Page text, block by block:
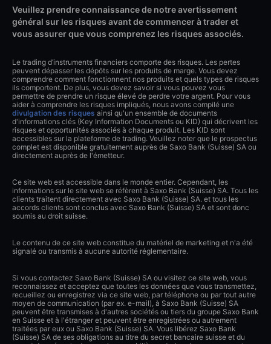
Veuillez prendre connaissance de notre avertissement
général sur les risques avant de commencer à trader et
vous assurer que vous comprenez les risques associés.
Le trading d’instruments financiers comporte des risques. Les pertes
peuvent dépasser les dépôts sur les produits de marge. Vous devez
comprendre comment fonctionnent nos produits et quels types de risques
ils comportent. De plus, vous devez savoir si vous pouvez vous
permettre de prendre un risque élevé de perdre votre argent. Pour vous
aider à comprendre les risques impliqués, nous avons compilé une
divulgation des risques ainsi qu'un ensemble de documents
d'informations clés (Key Information Documents ou KID) qui décrivent les
risques et opportunités associés à chaque produit. Les KID sont
accessibles sur la plateforme de trading. Veuillez noter que le prospectus
complet est disponible gratuitement auprès de Saxo Bank (Suisse) SA ou
directement auprès de l'émetteur.
Ce site web est accessible dans le monde entier. Cependant, les
informations sur le site web se réfèrent à Saxo Bank (Suisse) SA. Tous les
clients traitent directement avec Saxo Bank (Suisse) SA. et tous les
accords clients sont conclus avec Saxo Bank (Suisse) SA et sont donc
soumis au droit suisse.
Le contenu de ce site web constitue du matériel de marketing et n'a été
signalé ou transmis à aucune autorité réglementaire.
Si vous contactez Saxo Bank (Suisse) SA ou visitez ce site web, vous
reconnaissez et acceptez que toutes les données que vous transmettez,
recueillez ou enregistrez via ce site web, par téléphone ou par tout autre
moyen de communication (par ex. e-mail), à Saxo Bank (Suisse) SA
peuvent être transmises à d'autres sociétés ou tiers du groupe Saxo Bank
en Suisse et à l'étranger et peuvent être enregistrées ou autrement
traitées par eux ou Saxo Bank (Suisse) SA. Vous libérez Saxo Bank
(Suisse) SA de ses obligations au titre du secret bancaire suisse et du